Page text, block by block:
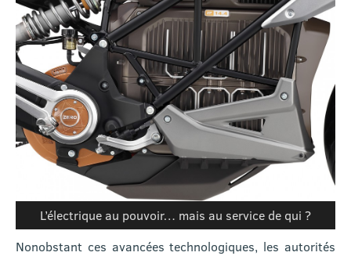
L’électrique au pouvoir… mais au service de qui ?
Nonobstant ces avancées technologiques, les autorités